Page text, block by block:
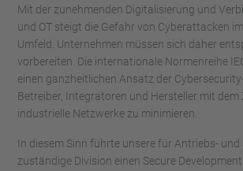
Mit der zunehmenden Digitalisierung und
und OT steigt die Gefahr von Cyberattacken
Umfeld. Unternehmen müssen sich daher
vorbereiten. Die internationale Normenreihe
einen ganzheitlichen Ansatz der
Betreiber, Integratoren und Hersteller mit dem
industrielle Netzwerke zu minimieren.
In diesem Sinn führte unsere für Antriebs-
zuständige Division einen Secure